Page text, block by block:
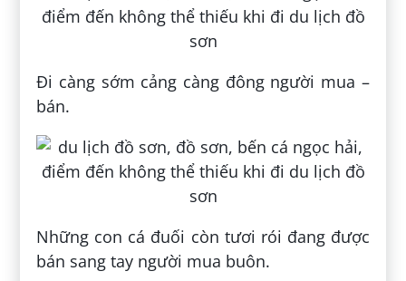
Đi càng sớm cảng càng đông người mua –
bán.
Những con cá đuối còn tươi rói đang được
bán sang tay người mua buôn.